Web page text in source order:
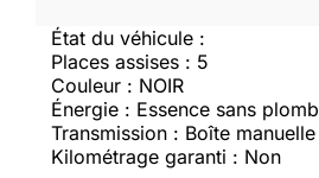
État du véhicule :
Places assises : 5
Couleur : NOIR
Énergie : Essence sans plomb
Transmission : Boîte manuelle
Kilométrage garanti : Non